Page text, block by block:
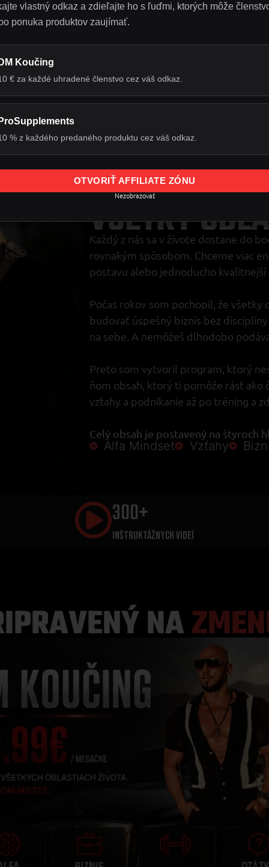
DANIEL MAGYAR
SILNÝ
VŠETKY
Každý z nás sa v živote dostane do
rovnakým spôsobom. Chceme viac
postavu alebo jednoducho kvalitnejší
Počas rokov som pochopil, že
budovať úspešný biznis bez
na sebe. A nemôžeš dlhodobo
Preto som vytvoril program, ktorý
ňom obsah, ktorý ti pomôže rásť ako
vzťahy a podnikanie až po tréning a
Celý obsah je postavený na štyroch
Alfa Mindset Vzťahy
300+
INŠTRUKTÁŽNYCH VIDEÍ
NA
vlastný odkaz a zdieľajte ho s ľuďmi, ktorých môže
ponuka produktov zaujímať.
Koučing
€ za každé uhradené členstvo cez váš odkaz.
% z každého predaného produktu cez váš odkaz.
OTVORIŤ AFFILIATE ZÓNU
Nezobrazovať